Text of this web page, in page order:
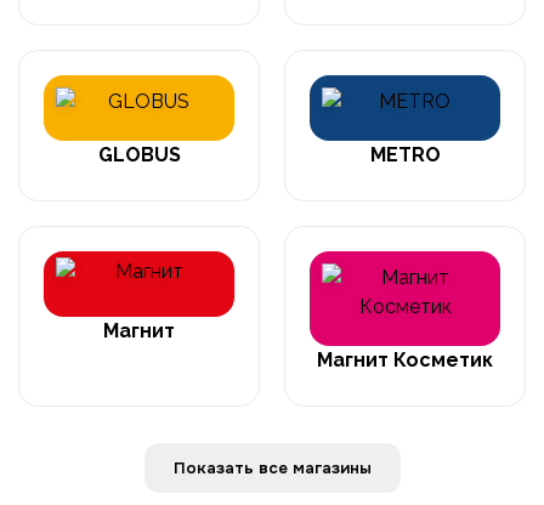
GLOBUS METRO
Магнит
Магнит Косметик
Показать все магазины